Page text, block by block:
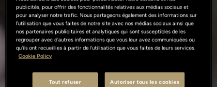
publicités, pour offrir des fonctionnalités relatives aux médias sociaux et
pour analyser notre trafic. Nous partageons également des informations sur
l'utilisation que vous faites de notre site avec nos médias sociaux ainsi que
nos partenaires publicitaires et analytiques qui sont susceptibles de les
regrouper avec d'autres informations que vous leur avez communiquées ou
qu'ils ont recueillies à partir de l'utilisation que vous faites de leurs services.
Cookie Policy
Tout refuser Autoriser tous les cookies